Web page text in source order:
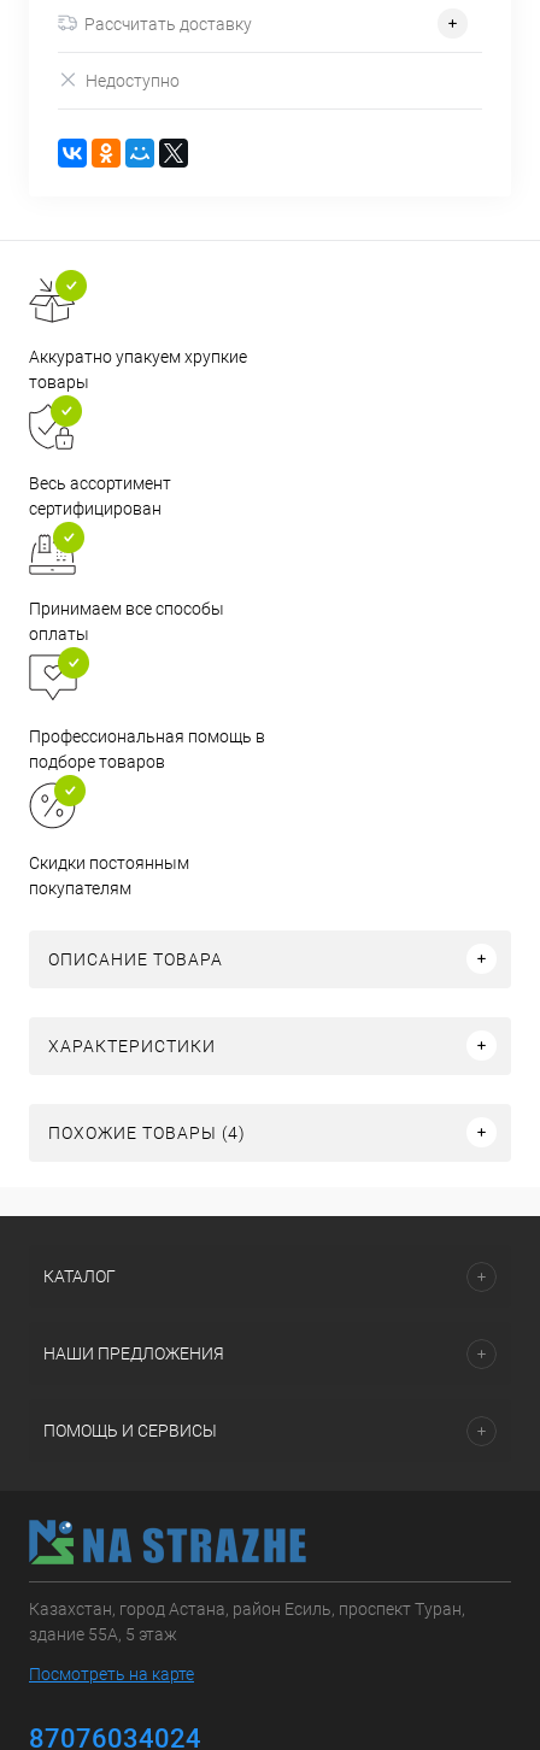
Рассчитать доставку
Недоступно
Аккуратно упакуем хрупкие
товары
Весь ассортимент
сертифицирован
Принимаем все способы
оплаты
Профессиональная помощь в
подборе товаров
Скидки постоянным
покупателям
ОПИСАНИЕ ТОВАРА
ХАРАКТЕРИСТИКИ
ПОХОЖИЕ ТОВАРЫ (4)
КАТАЛОГ
НАШИ ПРЕДЛОЖЕНИЯ
ПОМОЩЬ И СЕРВИСЫ
Казахстан, город Астана, район Есиль, проспект Туран,
здание 55А, 5 этаж
Посмотреть на карте
87076034024